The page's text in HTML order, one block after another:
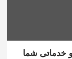
خدماتی شما